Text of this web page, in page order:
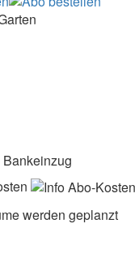
Bankeinzug
werden geplanzt